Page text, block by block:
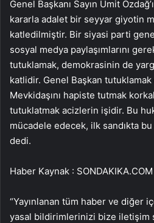
Genel Başkanı Sayın Ümit
kararla adalet bir seyyar giyotin
katledilmiştir. Bir siyasi parti
sosyal medya paylaşımlarını
tutuklamak, demokrasinin de yargı
katlidir. Genel Başkan
Mevkidaşını hapiste tutmak
tutuklatmak acizlerin işidir. Bu
mücadele edecek, ilk sandıkta
dedi.
Haber Kaynak : SONDAKIKA.COM
“Yayınlanan tüm haber ve diğer
yasal bildirimlerinizi bize iletişim